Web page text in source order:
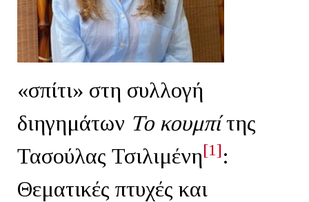
«σπίτι» στη συλλογή
διηγημάτων Το κουμπίτης
Τασούλας Τσιλιμένη[1]:
Θεματικές πτυχές και